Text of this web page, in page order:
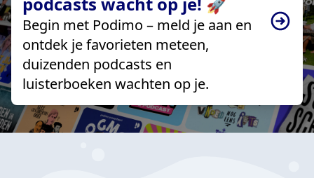
Begin met Podimo – meld je aan en
ontdek je favorieten meteen,
duizenden podcasts en
luisterboeken wachten op je.